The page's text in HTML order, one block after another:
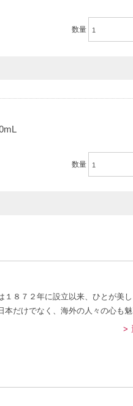
数量
数量
８７２年に設立以来、ひとが美
だけでなく、海外の人々の心も魅